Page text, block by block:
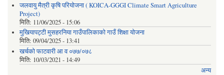
जलवायु मैत्री कृषि परियोजना ( KOICA-GGGI Climate Smart Agriculture
Project)
मिति: 11/06/2025 - 15:06
मुखियापट्टी मुसहरनिया गाउँपालिकाको गाउँ शिक्षा योजना
मिति: 09/04/2025 - 13:41
खर्चकाे फाटवारी आ व ०७७/०७८
मिति: 10/03/2021 - 14:49
अन्य